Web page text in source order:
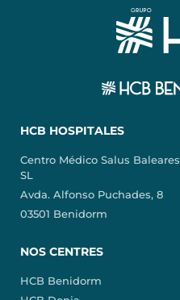
HCB HOSPITALES
Centro Médico Salus Baleares
SL
Avda. Alfonso Puchades, 8
03501 Benidorm
NOS CENTRES
HCB Benidorm